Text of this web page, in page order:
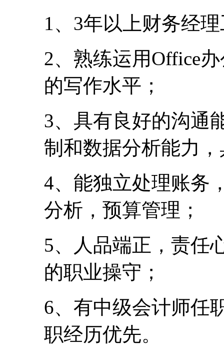
1、3年以上财务经
2、熟练运用Office
的写作水平；
3、具有良好的沟通
制和数据分析能力
4、能独立处理账务
分析，预算管理；
5、人品端正，责任
的职业操守；
6、有中级会计师任
职经历优先。